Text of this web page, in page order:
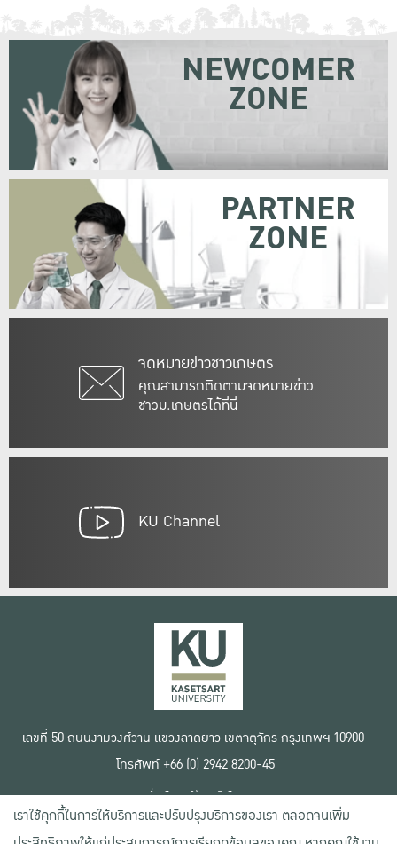
จดหมายข่าวชาวเกษตร
คุณสามารถติดตามจดหมายข่าว
ชาวม.เกษตรได้ที่นี่
NEWCOMER
ZONE
PARTNER
ZONE
KU Channel
เลขที่ 50 ถนนงามวงศ์วาน แขวงลาดยาว เขตจตุจักร กรุงเทพฯ 10900
โทรศัพท์ +66 (0) 2942 8200-45
เงื่อนไขการใช้งานเว็บไซต์
ข้อตกลงด้านสิทธิ์ใช้งาน
นโยบายความเป็นส่วนตัว
เราใช้คุกกี้ในการให้บริการและปรับปรุงบริการของเรา ตลอดจนเพิ่ม